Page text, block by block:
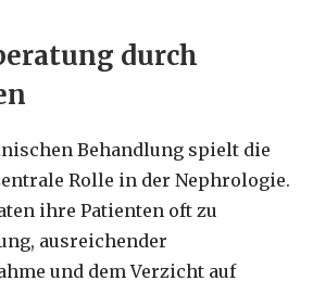
durch
Behandlung spielt die
Rolle in der Nephrologie.
ihre Patienten oft zu
ausreichender
und dem Verzicht auf